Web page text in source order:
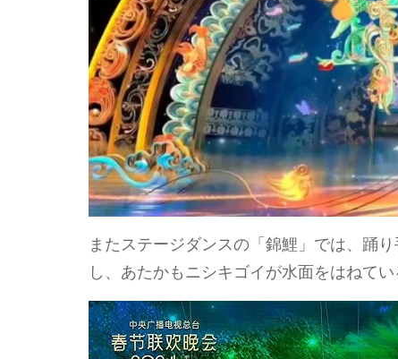
またステージダンスの「錦鯉」では、踊
し、あたかもニシキゴイが水面をはねてい